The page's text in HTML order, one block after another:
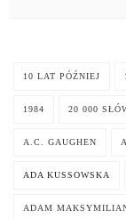
10 LAT PÓŹNIEJ
1984 20 000
A.C. GAUGHEN
ADA KUSSOWSKA
ADAM